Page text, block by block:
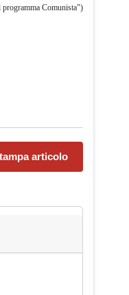
Comunista")
articolo